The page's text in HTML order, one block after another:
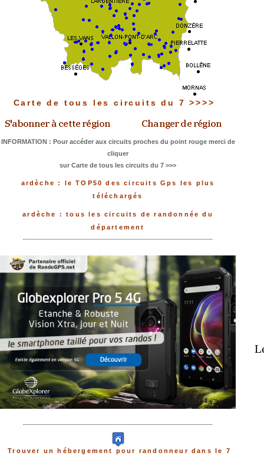
Carte de tous les circuits du 7 >>>>
INFORMATION : Pour accéder aux circuits proches du point rouge merci de
cliquer
sur Carte de tous les circuits du 7 >>>
ardèche : le TOP50 des circuits Gps les plus
téléchargés
ardèche : tous les circuits de randonnée du
département
Trouver un hébergement pour randonneur dans le 7